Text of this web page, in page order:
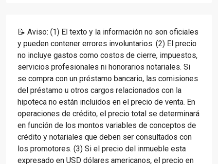
📝 Aviso: (1) El texto y la información no son oficiales
y pueden contener errores involuntarios. (2) El precio
no incluye gastos como costos de cierre, impuestos,
servicios profesionales ni honorarios notariales. Si
se compra con un préstamo bancario, las comisiones
del préstamo u otros cargos relacionados con la
hipoteca no están incluidos en el precio de venta. En
operaciones de crédito, el precio total se determinará
en función de los montos variables de conceptos de
crédito y notariales que deben ser consultados con
los promotores. (3) Si el precio del inmueble esta
expresado en USD dólares americanos, el precio en